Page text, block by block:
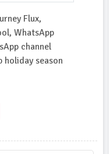
Flux,
WhatsApp
channel
holiday season